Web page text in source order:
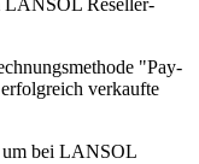
LANSOL Reseller-
"Pay-
verkaufte
um bei LANSOL